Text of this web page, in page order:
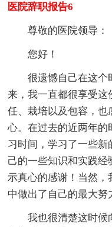
医院辞职报告6
尊敬的医院领导：
您好！
很遗憾自己在这个
来，我一直都很享受
任、栽培以及包容，也
心。在过去的近两年的
习时间，学习了一些新
己的一些知识和实践
示真心的感谢！当然
中做出了自己的最大努
我也很清楚这时候